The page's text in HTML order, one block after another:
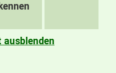
ausblenden